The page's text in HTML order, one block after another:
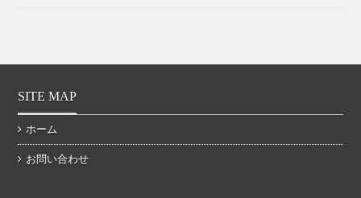
SITE MAP
ホーム
お問い合わせ